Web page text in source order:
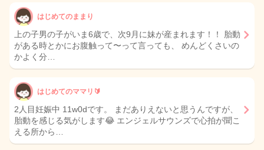
はじめてのままり
上の子男の子がいま6歳で、次9月に妹が産まれます！！ 胎動
がある時とかにお腹触って〜って言っても、 めんどくさいの
かよく分…
はじめてのママリ🔰
2人目妊娠中 11w0dです。 まだありえないと思うんですが、
胎動を感じる気がします😂 エンジェルサウンズで心拍が聞こ
える所から…